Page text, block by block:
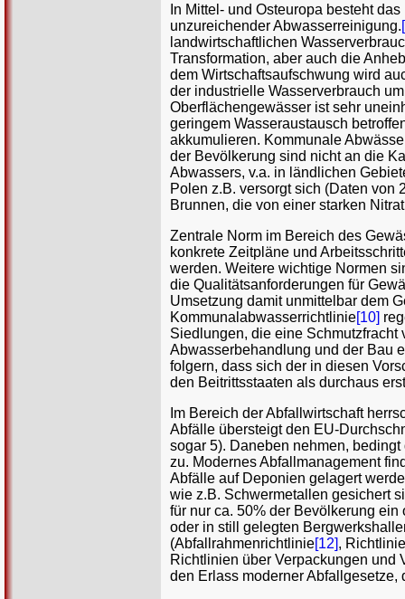
In Mittel- und Osteuropa besteht
unzureichender Abwasserreinigung.
landwirtschaftlichen
Transformation, aber auch die
dem Wirtschaftsaufschwung wird
der industrielle Wasserverbrauch
Oberflächengewässer ist sehr
geringem Wasseraustausch
akkumulieren. Kommunale
der Bevölkerung sind nicht an die
Abwassers, v.a. in ländlichen
Polen z.B. versorgt sich (Daten von
Brunnen, die von einer starken
Zentrale Norm im Bereich des
konkrete Zeitpläne und
werden. Weitere wichtige Normen
die Qualitätsanforderungen für
Umsetzung damit unmittelbar dem
Kommunalabwasserrichtlinie[10]
Siedlungen, die eine
Abwasserbehandlung und der Bau
folgern, dass sich der in diesen
den Beitrittsstaaten als durchaus
Im Bereich der Abfallwirtschaft
Abfälle übersteigt den EU-
sogar 5). Daneben nehmen,
zu. Modernes Abfallmanagement
Abfälle auf Deponien gelagert
wie z.B. Schwermetallen gesichert
für nur ca. 50% der Bevölkerung
oder in still gelegten
(Abfallrahmenrichtlinie[12],
Richtlinien über Verpackungen
den Erlass moderner